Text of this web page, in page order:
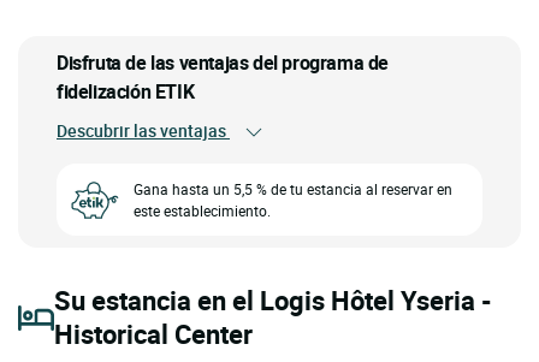
Disfruta de las ventajas del programa de
fidelización ETIK
Descubrir las ventajas
Gana hasta un 5,5 % de tu estancia al reservar en
este establecimiento.
Su estancia en el Logis Hôtel Yseria -
Historical Center